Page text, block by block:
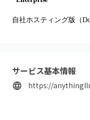
自社ホスティング版（
サービス基本情報
https://